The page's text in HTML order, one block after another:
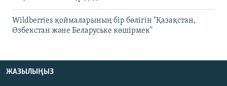
Wildberries қоймаларының бір бөлігін "Қазақстан,
Өзбекстан және Беларуське көшірмек"
ЖАЗЫЛЫҢЫЗ